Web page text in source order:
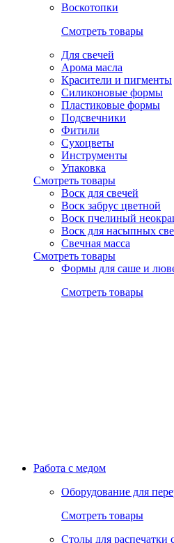
Воскотопки
Смотреть товары
Для свечей
Арома масла
Красители и пигменты
Силиконовые формы
Пластиковые формы
Подсвечники
Фитили
Сухоцветы
Инструменты
Упаковка
Смотреть товары
Воск для свечей
Воск забрус цветной
Воск пчелиный
Воск для насыпных
Свечная масса
Смотреть товары
Формы для саше и
Смотреть товары
Работа с медом
Оборудование для
Смотреть товары
Столы для распечатки